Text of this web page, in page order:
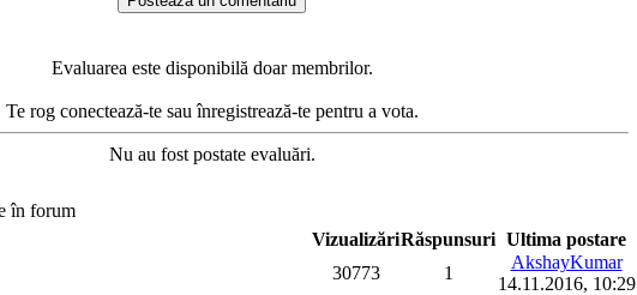
Evaluarea este disponibilă doar membrilor.
Te rog conectează-te sau înregistrează-te pentru a vota.
Nu au fost postate evaluări.
în forum
VizualizăriRăspunsuri Ultima postare
30773 1
AkshayKumar
14.11.2016, 10:29